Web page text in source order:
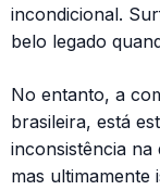
incondicional.
belo legado
No entanto, a
brasileira, está
inconsistência na
mas ultimamente